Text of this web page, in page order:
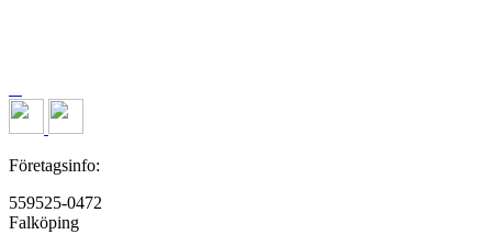
Företagsinfo:
559525-0472
Falköping